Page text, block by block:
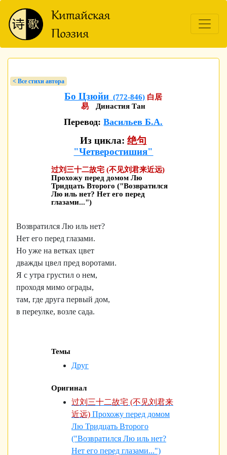
< Bсе стихи автора
Бо Цзюйи (772-846) 白居
易
Династия Тан
Перевод:Васильев Б.А.
Из цикла:绝句
"Четверостишия"
过刘三十二故宅 (不见刘君来近远)
Прохожу перед домом Лю
Тридцать Второго ("Возвратился
Лю иль нет? Нет его перед
глазами...")
Возвратился Лю иль нет?
Нет его перед глазами.
Но уже на ветках цвет
дважды цвел пред воротами.
Я с утра грустил о нем,
проходя мимо ограды,
там, где друга первый дом,
в переулке, возле сада.
Темы
Друг
Оригинал
过刘三十二故宅 (不见刘君来
近远) Прохожу перед домом
Лю Тридцать Второго
("Возвратился Лю иль нет?
Нет его перед глазами...")